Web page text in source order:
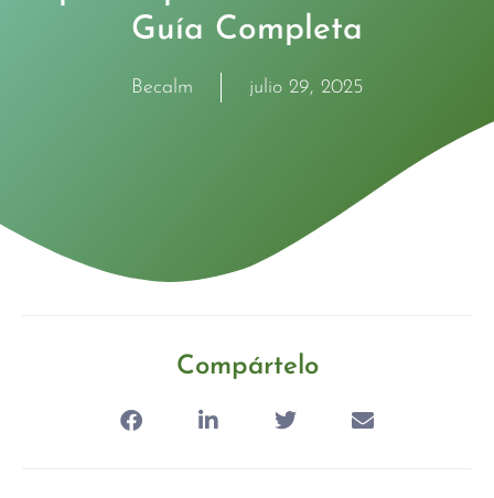
Guía Completa
Becalm julio 29, 2025
Compártelo